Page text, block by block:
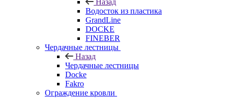
Назад
Водосток из пластика
GrandLine
DOCKE
FINEBER
Чердачные лестницы
Назад
Чердачные лестницы
Docke
Fakro
Ограждение кровли